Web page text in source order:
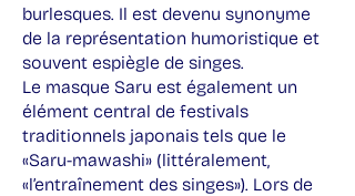
burlesques. Il est devenu synonyme
de la représentation humoristique et
souvent espiègle de singes.
Le masque Saru est également un
élément central de festivals
traditionnels japonais tels que le
«Saru-mawashi» (littéralement,
«l’entraînement des singes»). Lors de